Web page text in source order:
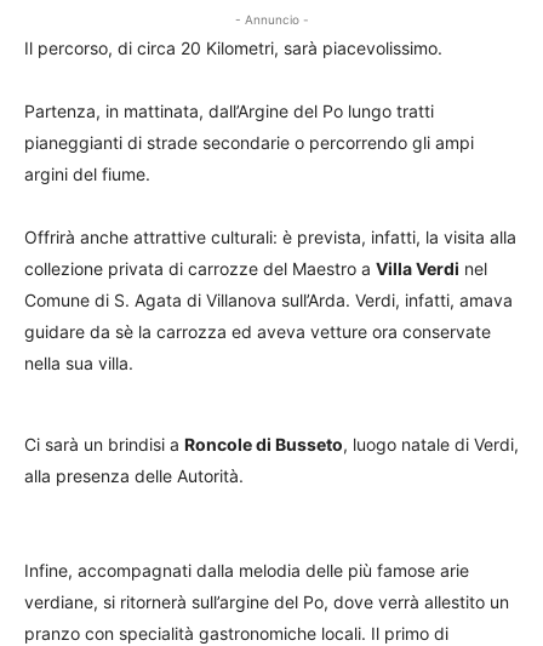
- Annuncio -
Il percorso, di circa 20 Kilometri, sarà piacevolissimo.
Partenza, in mattinata, dall’Argine del Po lungo tratti
pianeggianti di strade secondarie o percorrendo gli ampi
argini del fiume.
Offrirà anche attrattive culturali: è prevista, infatti, la visita alla
collezione privata di carrozze del Maestro a Villa Verdi nel
Comune di S. Agata di Villanova sull’Arda. Verdi, infatti, amava
guidare da sè la carrozza ed aveva vetture ora conservate
nella sua villa.
Ci sarà un brindisi a Roncole di Busseto, luogo natale di Verdi,
alla presenza delle Autorità.
Infine, accompagnati dalla melodia delle più famose arie
verdiane, si ritornerà sull’argine del Po, dove verrà allestito un
pranzo con specialità gastronomiche locali. Il primo di